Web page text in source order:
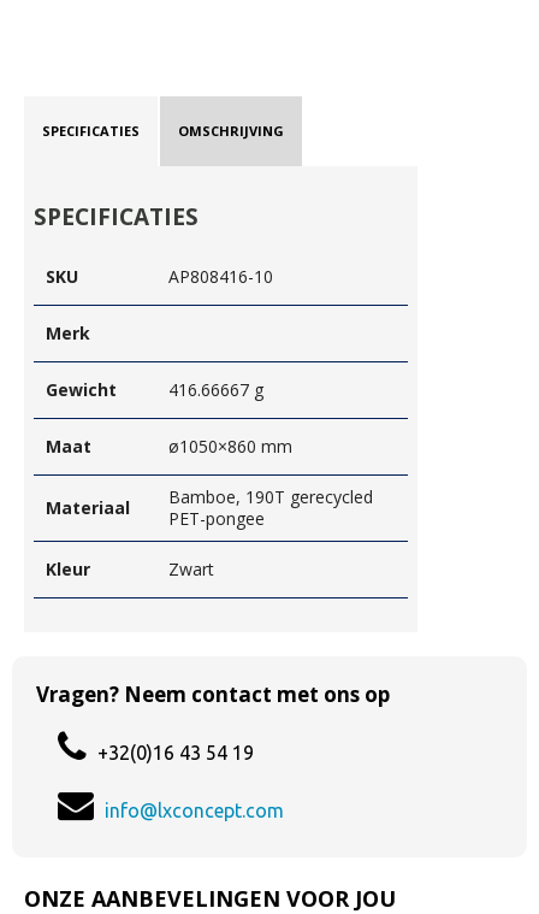
SPECIFICATIES OMSCHRIJVING
SPECIFICATIES
SKU AP808416-10
Merk
Gewicht 416.66667 g
Maat ø1050×860 mm
Materiaal
Bamboe, 190T gerecycled
PET-pongee
Kleur Zwart
Vragen? Neem contact met ons op
+32(0)16 43 54 19
info@lxconcept.com
ONZE AANBEVELINGEN VOOR JOU